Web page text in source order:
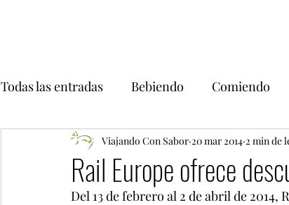
Todas las entradas Bebiendo Comiendo
Rail Europe ofrece
Viajando Con Sabor 20 mar 2014 2 min de
Del 13 de febrero al 2 de abril de